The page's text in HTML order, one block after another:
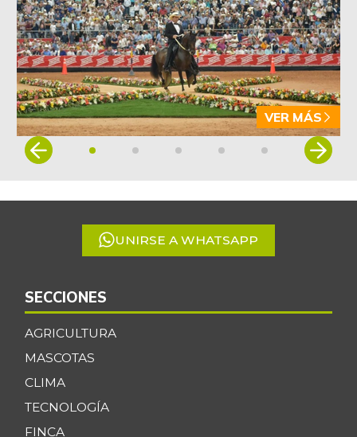
VER MÁS
Item
5
UNIRSE A WHATSAPP
SECCIONES
AGRICULTURA
MASCOTAS
CLIMA
TECNOLOGÍA
FINCA